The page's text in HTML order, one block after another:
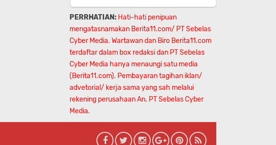
PERRHATIAN: Hati-hati penipuan
mengatasnamakan Berita11.com/ PT Sebelas
Cyber Media. Wartawan dan Biro Berita11.com
terdaftar dalam box redaksi dan PT Sebelas
Cyber Media hanya menaungi satu media
(Berita11.com). Pembayaran tagihan iklan/
advetorial/ kerja sama yang sah melalui
rekening perusahaan An. PT Sebelas Cyber
Media.